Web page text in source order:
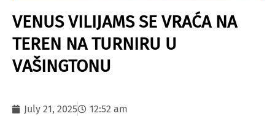
VENUS VILIJAMS SE VRAĆA NA
TEREN NA TURNIRU U
VAŠINGTONU
July 21, 2025 12:52 am